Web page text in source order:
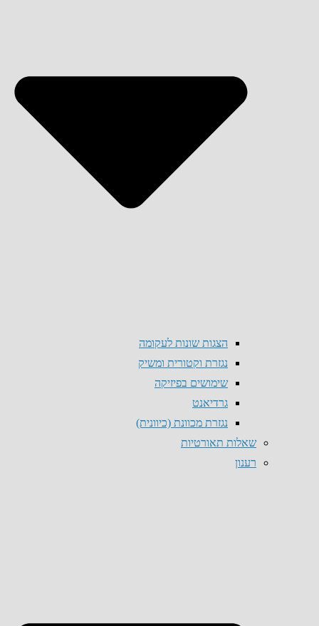
הצגות שונות לעקומה
נגזרת וקטורית ומשיק
שימושים בפיזיקה
גרדיאנט
נגזרת מכוונת (כיוונית)
שאלות תאורטיות
רענון